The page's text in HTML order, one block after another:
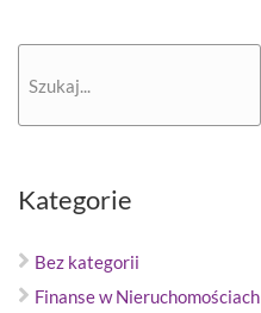
Kategorie
Bez kategorii
Finanse w Nieruchomościach